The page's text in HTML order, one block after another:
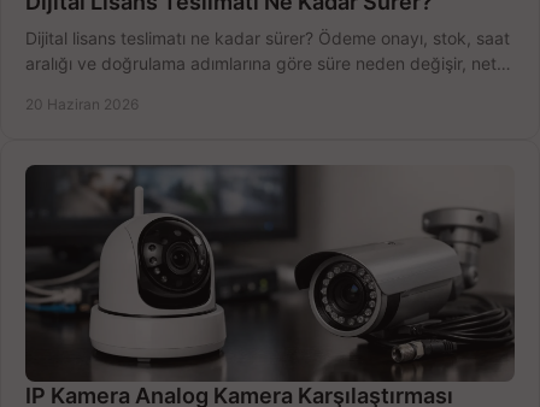
Dijital lisans teslimatı ne kadar sürer? Ödeme onayı, stok, saat
aralığı ve doğrulama adımlarına göre süre neden değişir, net
20 Haziran 2026
IP Kamera Analog Kamera Karşılaştırması